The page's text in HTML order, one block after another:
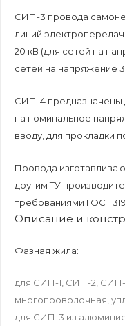
СИП-3 провода
линий
20 кВ (для сетей на
сетей на напряжение
СИП-4 предназначены
на номинальное
вводу, для прокладки
Провода
другим ТУ
требованиями ГОСТ
Описание и
Фазная жила:
для СИП-1, СИП-2, СИП-
многопроволочная,
для СИП-3 из